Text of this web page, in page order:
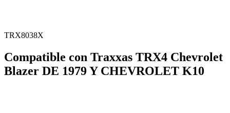
TRX8038X
Compatible con Traxxas TRX4 Chevrolet
Blazer DE 1979 Y CHEVROLET K10